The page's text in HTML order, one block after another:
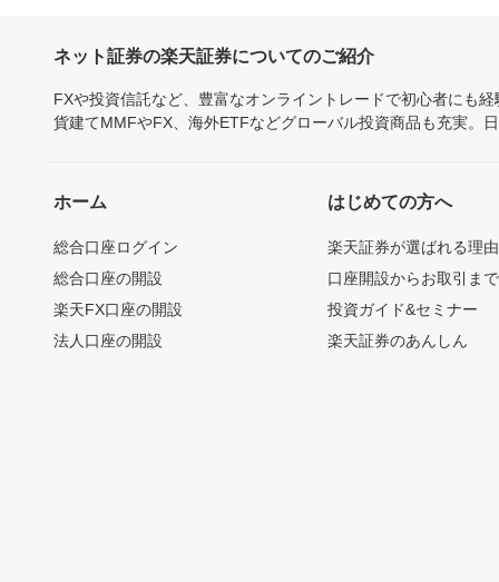
ネット証券の楽天証券についてのご紹介
FXや投資信託など、豊富なオンライントレードで初心者にも
貨建てMMFやFX、海外ETFなどグローバル投資商品も充実。
ホーム
総合口座ログイン
総合口座の開設
楽天FX口座の開設
法人口座の開設
はじめての方へ
楽天証券が選ばれる理由
口座開設からお取引ま
投資ガイド&セミナー
楽天証券のあんしん